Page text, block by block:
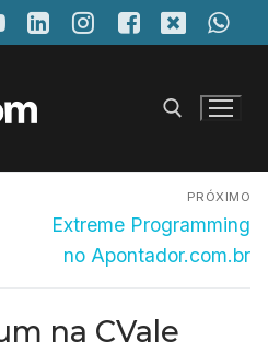
Pesquisar por:
PRÓXIMO
Próximo
post:
Extreme Programming
no Apontador.com.br
na CVale